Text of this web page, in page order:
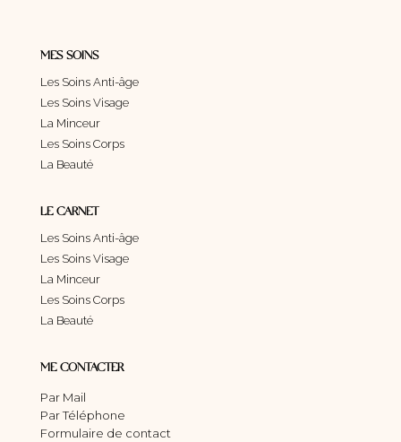
MES SOINS
Les Soins Anti-âge
Les Soins Visage
La Minceur
Les Soins Corps
La Beauté
LE CARNET
Les Soins Anti-âge
Les Soins Visage
La Minceur
Les Soins Corps
La Beauté
ME CONTACTER
Par Mail
Par Téléphone
Formulaire de contact